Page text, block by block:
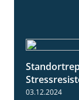
03.12.2024